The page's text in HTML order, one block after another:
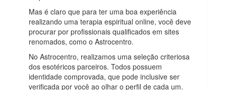
Mas é claro que para ter uma boa experiência
realizando uma terapia espiritual online, você deve
procurar por profissionais qualificados em sites
renomados, como o Astrocentro.
No Astrocentro, realizamos uma seleção criteriosa
dos esotéricos parceiros. Todos possuem
identidade comprovada, que pode inclusive ser
verificada por você ao olhar o perfil de cada um.